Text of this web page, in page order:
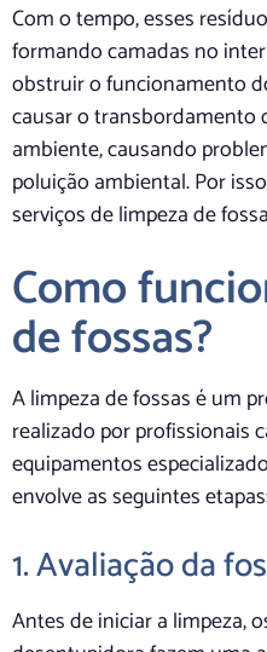
Com o tempo, esses
formando camadas no
obstruir o funcionamento
causar o transbordamento
ambiente, causando
poluição ambiental. Por
serviços de limpeza de
Como
de fossas?
A limpeza de fossas é um
realizado por profissionais
equipamentos
envolve as seguintes
1. Avaliação da
Antes de iniciar a limpeza,